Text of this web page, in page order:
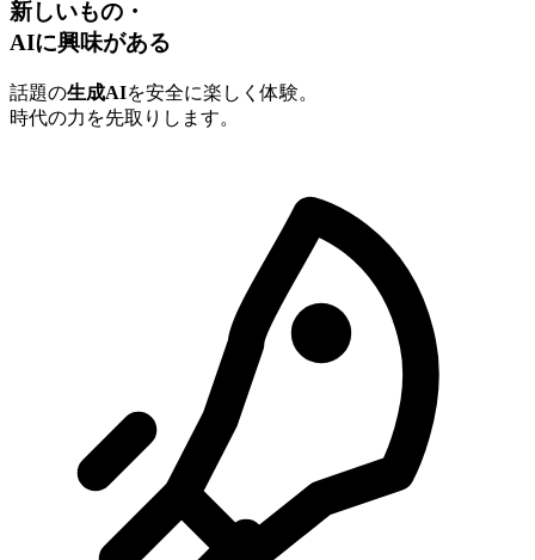
新しいもの・
AIに興味がある
話題の生成AIを安全に楽しく体験。
時代の力を先取りします。